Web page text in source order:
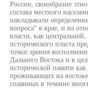
России, своеобразие
состава местного
накладывали
вопроса" в крае, и на
власти, как
исторического пласта
точки зрения
Дальнего Востока и в
исторической памяти
проживающих на востоке
спаянных в течение